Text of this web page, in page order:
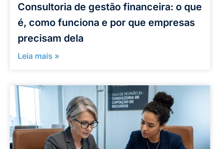
Consultoria de gestão financeira: o que
é, como funciona e por que empresas
precisam dela
Leia mais »